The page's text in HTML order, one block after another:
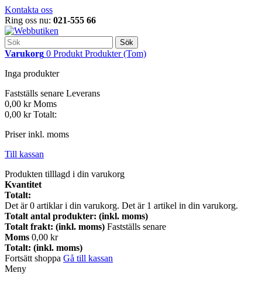
Kontakta oss
Ring oss nu: 021-555 66
Sök
Varukorg 0 Produkt Produkter (Tom)
Inga produkter
Fastställs senare Leverans
0,00 kr Moms
0,00 kr Totalt:
Priser inkl. moms
Till kassan
Produkten tilllagd i din varukorg
Kvantitet
Totalt:
Det är0 artiklar i din varukorg. Det är 1 artikel in din varukorg.
Totalt antal produkter: (inkl. moms)
Totalt frakt: (inkl. moms) Fastställs senare
Moms 0,00 kr
Totalt: (inkl. moms)
Fortsätt shoppa Gå till kassan
Meny